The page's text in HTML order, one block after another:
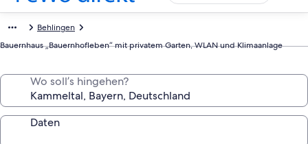
Behlingen
Bauernhaus „Bauernhofleben“ mit privatem Garten, WLAN und Klimaanlage
Wo soll’s hingehen?
Daten